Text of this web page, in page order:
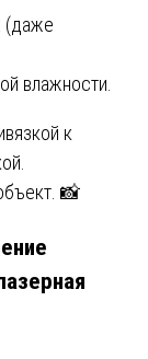
(даже
влажности.
к
📸